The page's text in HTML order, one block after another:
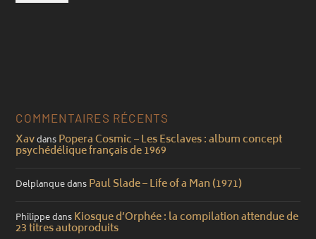
COMMENTAIRES RÉCENTS
XavdansPopera Cosmic – Les Esclaves : album concept
psychédélique français de 1969
DelplanquedansPaul Slade – Life of a Man (1971)
PhilippedansKiosque d’Orphée : la compilation attendue de
23 titres autoproduits